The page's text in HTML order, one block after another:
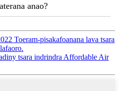
anao?
Toeram-pisakafoanana lava tsara
tsara indrindra Affordable Air